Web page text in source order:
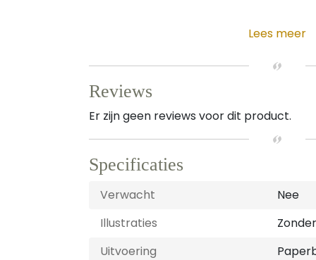
Lees meer
Reviews
Er zijn geen reviews voor dit product.
Specificaties
Verwacht
Nee
Illustraties
Uitvoering